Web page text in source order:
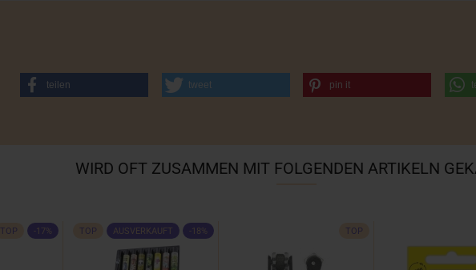
teilen tweet pin it
WIRD OFT ZUSAMMEN MIT FOLGENDEN ARTIKELN
TOP -17% TOP AUSVERKAUFT -18% TOP